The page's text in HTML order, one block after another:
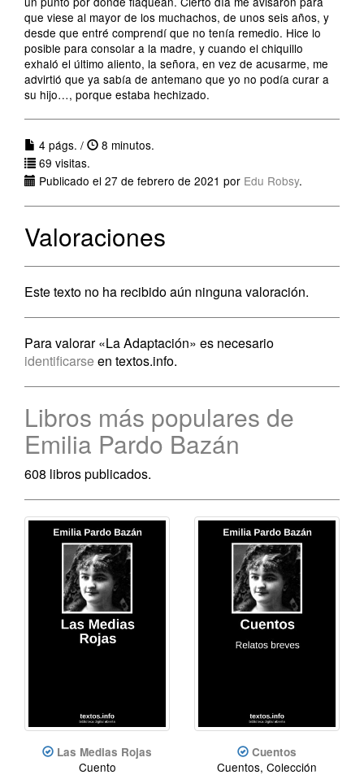
que viese al mayor de los muchachos, de unos seis años, y
desde que entré comprendí que no tenía remedio. Hice lo
posible para consolar a la madre, y cuando el chiquillo
exhaló el último aliento, la señora, en vez de acusarme, me
advirtió que ya sabía de antemano que yo no podía curar a
su hijo…, porque estaba hechizado.
4 págs. /
8 minutos.
69 visitas.
Publicado el 27 de febrero de 2021 por Edu Robsy.
Valoraciones
Este texto no ha recibido aún ninguna valoración.
Para valorar «La Adaptación» es necesario
identificarse en textos.info.
Libros más populares de
Emilia Pardo Bazán
608 libros publicados.
Las Medias Rojas
Cuento
Cuentos
Cuentos, Colección